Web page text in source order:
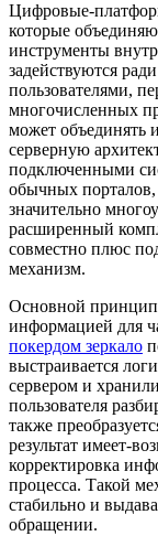
Цифровые-
которые
инструменты
задействуются
пользователями,
многочисленных
может объединять
серверную
подключенными
обычных
значительно
расширенный
совместно плюс
механизм.
Основной принцип
информацией для
покердом зеркало
выстраивается
сервером и
пользователя
также
результат имеет-
корректировка
процесса. Такой
стабильно и
обращении.